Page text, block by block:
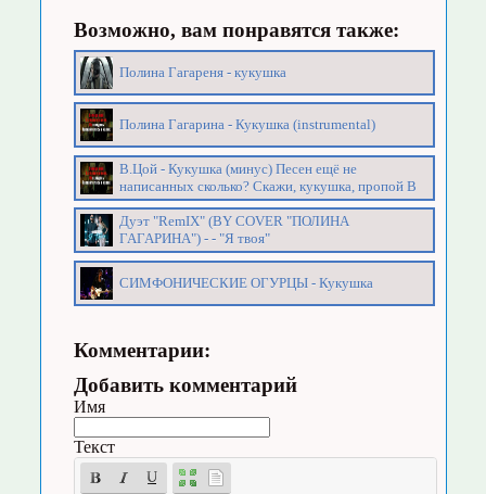
Возможно, вам понравятся также:
Полина Гагареня - кукушка
Полина Гагарина - Кукушка (instrumental)
В.Цой - Кукушка (минус) Песен ещё не
написанных сколько? Скажи, кукушка, пропой В
Дуэт "RemIX" (BY COVER "ПОЛИНА
ГАГАРИНА") - - "Я твоя"
СИМФОНИЧЕСКИЕ ОГУРЦЫ - Кукушка
Комментарии:
Добавить комментарий
Имя
Текст